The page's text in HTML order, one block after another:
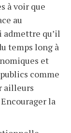
à voir que
au
admettre qu’il
temps long à
et
comme
ailleurs
la